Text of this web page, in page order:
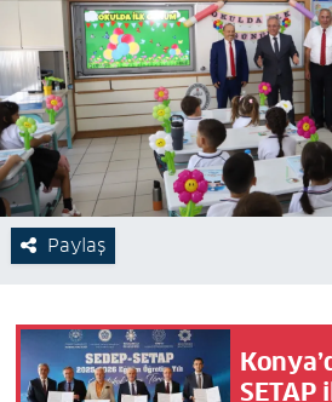
Paylaş